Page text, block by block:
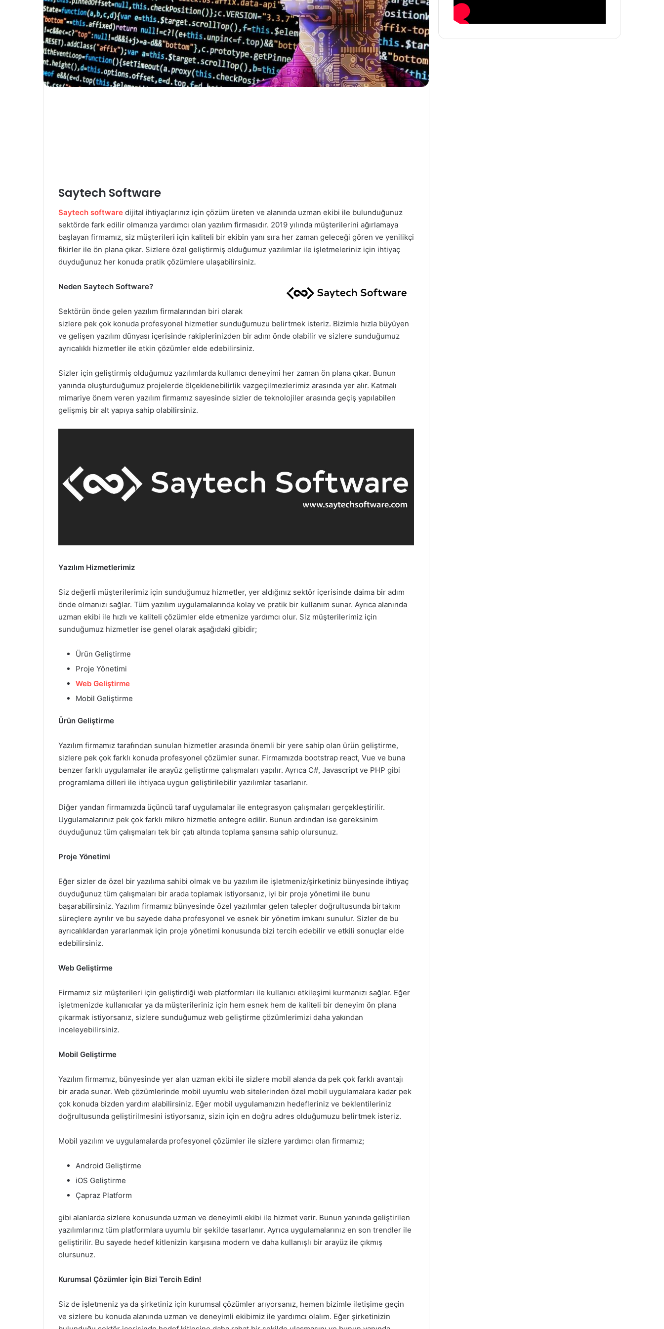
Saytech Software
Saytech software dijital ihtiyaçlarınız için çözüm üreten ve alanında uzman ekibi ile bulunduğunuz
sektörde fark edilir olmanıza yardımcı olan yazılım firmasıdır. 2019 yılında müşterilerini ağırlamaya
başlayan firmamız, siz müşterileri için kaliteli bir ekibin yanı sıra her zaman geleceği gören ve yenilikçi
fikirler ile ön plana çıkar. Sizlere özel geliştirmiş olduğumuz yazılımlar ile işletmeleriniz için ihtiyaç
duyduğunuz her konuda pratik çözümlere ulaşabilirsiniz.
Neden Saytech Software?
Sektörün önde gelen yazılım firmalarından biri olarak
sizlere pek çok konuda profesyonel hizmetler sunduğumuzu belirtmek isteriz. Bizimle hızla büyüyen
ve gelişen yazılım dünyası içerisinde rakiplerinizden bir adım önde olabilir ve sizlere sunduğumuz
ayrıcalıklı hizmetler ile etkin çözümler elde edebilirsiniz.
Sizler için geliştirmiş olduğumuz yazılımlarda kullanıcı deneyimi her zaman ön plana çıkar. Bunun
yanında oluşturduğumuz projelerde ölçeklenebilirlik vazgeçilmezlerimiz arasında yer alır. Katmalı
mimariye önem veren yazılım firmamız sayesinde sizler de teknolojiler arasında geçiş yapılabilen
gelişmiş bir alt yapıya sahip olabilirsiniz.
Yazılım Hizmetlerimiz
Siz değerli müşterilerimiz için sunduğumuz hizmetler, yer aldığınız sektör içerisinde daima bir adım
önde olmanızı sağlar. Tüm yazılım uygulamalarında kolay ve pratik bir kullanım sunar. Ayrıca alanında
uzman ekibi ile hızlı ve kaliteli çözümler elde etmenize yardımcı olur. Siz müşterilerimiz için
sunduğumuz hizmetler ise genel olarak aşağıdaki gibidir;
Ürün Geliştirme
Proje Yönetimi
Web Geliştirme
Mobil Geliştirme
Ürün Geliştirme
Yazılım firmamız tarafından sunulan hizmetler arasında önemli bir yere sahip olan ürün geliştirme,
sizlere pek çok farklı konuda profesyonel çözümler sunar. Firmamızda bootstrap react, Vue ve buna
benzer farklı uygulamalar ile arayüz geliştirme çalışmaları yapılır. Ayrıca C#, Javascript ve PHP gibi
programlama dilleri ile ihtiyaca uygun geliştirilebilir yazılımlar tasarlanır.
Diğer yandan firmamızda üçüncü taraf uygulamalar ile entegrasyon çalışmaları gerçekleştirilir.
Uygulamalarınız pek çok farklı mikro hizmetle entegre edilir. Bunun ardından ise gereksinim
duyduğunuz tüm çalışmaları tek bir çatı altında toplama şansına sahip olursunuz.
Proje Yönetimi
Eğer sizler de özel bir yazılıma sahibi olmak ve bu yazılım ile işletmeniz/şirketiniz bünyesinde ihtiyaç
duyduğunuz tüm çalışmaları bir arada toplamak istiyorsanız, iyi bir proje yönetimi ile bunu
başarabilirsiniz. Yazılım firmamız bünyesinde özel yazılımlar gelen talepler doğrultusunda birtakım
süreçlere ayrılır ve bu sayede daha profesyonel ve esnek bir yönetim imkanı sunulur. Sizler de bu
ayrıcalıklardan yararlanmak için proje yönetimi konusunda bizi tercih edebilir ve etkili sonuçlar elde
edebilirsiniz.
Web Geliştirme
Firmamız siz müşterileri için geliştirdiği web platformları ile kullanıcı etkileşimi kurmanızı sağlar. Eğer
işletmenizde kullanıcılar ya da müşterileriniz için hem esnek hem de kaliteli bir deneyim ön plana
çıkarmak istiyorsanız, sizlere sunduğumuz web geliştirme çözümlerimizi daha yakından
inceleyebilirsiniz.
Mobil Geliştirme
Yazılım firmamız, bünyesinde yer alan uzman ekibi ile sizlere mobil alanda da pek çok farklı avantajı
bir arada sunar. Web çözümlerinde mobil uyumlu web sitelerinden özel mobil uygulamalara kadar pek
çok konuda bizden yardım alabilirsiniz. Eğer mobil uygulamanızın hedefleriniz ve beklentileriniz
doğrultusunda geliştirilmesini istiyorsanız, sizin için en doğru adres olduğumuzu belirtmek isteriz.
Mobil yazılım ve uygulamalarda profesyonel çözümler ile sizlere yardımcı olan firmamız;
Android Geliştirme
iOS Geliştirme
Çapraz Platform
gibi alanlarda sizlere konusunda uzman ve deneyimli ekibi ile hizmet verir. Bunun yanında geliştirilen
yazılımlarınız tüm platformlara uyumlu bir şekilde tasarlanır. Ayrıca uygulamalarınız en son trendler ile
geliştirilir. Bu sayede hedef kitlenizin karşısına modern ve daha kullanışlı bir arayüz ile çıkmış
olursunuz.
Kurumsal Çözümler İçin Bizi Tercih Edin!
Siz de işletmeniz ya da şirketiniz için kurumsal çözümler arıyorsanız, hemen bizimle iletişime geçin
ve sizlere bu konuda alanında uzman ve deneyimli ekibimiz ile yardımcı olalım. Eğer şirketinizin